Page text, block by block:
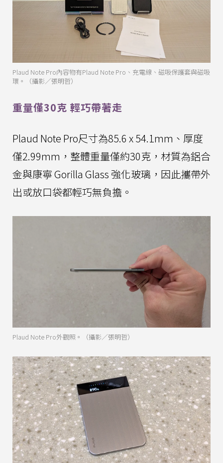
Plaud Note Pro內容物有Plaud Note Pro、充電線、磁吸保護套與磁吸
環。（攝影／張明哲）
重量僅30克 輕巧帶著走
Plaud Note Pro尺寸為85.6 x 54.1mm、厚度
僅2.99mm，整體重量僅約30克，材質為鋁合
金與康寧 Gorilla Glass 強化玻璃，因此攜帶外
出或放口袋都輕巧無負擔。
Plaud Note Pro外觀照。（攝影／張明哲）